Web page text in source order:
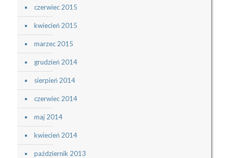
czerwiec 2015
kwiecień 2015
marzec 2015
grudzień 2014
sierpień 2014
czerwiec 2014
maj 2014
kwiecień 2014
październik 2013